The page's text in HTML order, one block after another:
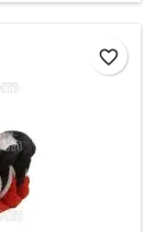
favorite_border